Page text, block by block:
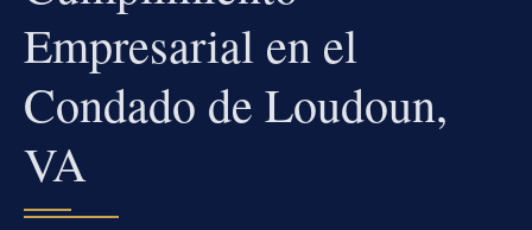
Empresarial en el
Condado de Loudoun,
VA